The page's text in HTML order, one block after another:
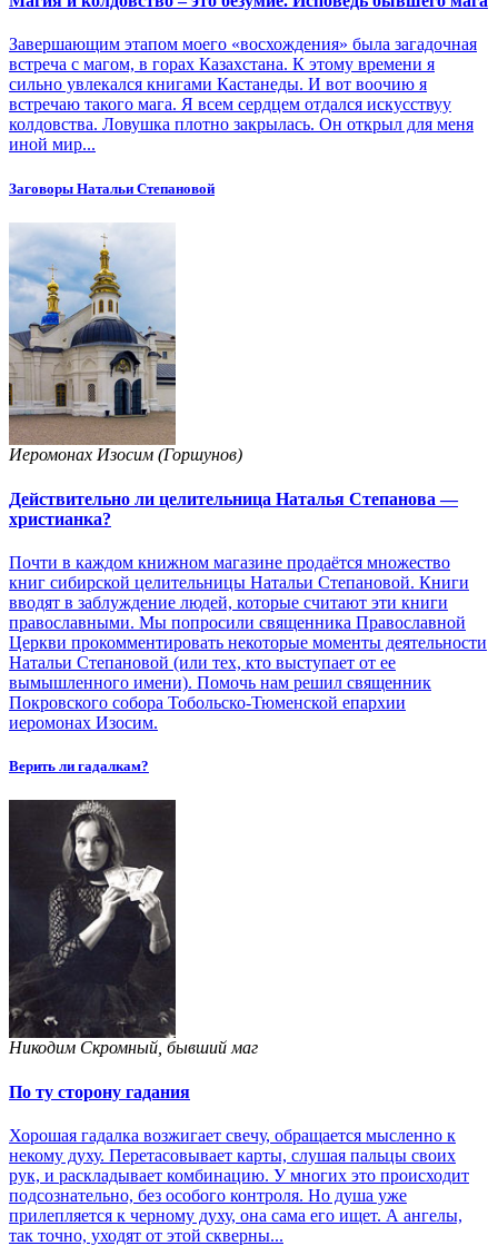
Завершающим этапом моего «восхождения» была загадочная
встреча с магом, в горах Казахстана. К этому времени я
сильно увлекался книгами Кастанеды. И вот воочию я
встречаю такого мага. Я всем сердцем отдался искусствуу
колдовства. Ловушка плотно закрылась. Он открыл для меня
иной мир...
Заговоры Натальи Степановой
Иеромонах Изосим (Горшунов)
Действительно ли целительница Наталья Степанова —
христианка?
Почти в каждом книжном магазине продаётся множество
книг сибирской целительницы Натальи Степановой. Книги
вводят в заблуждение людей, которые считают эти книги
православными. Мы попросили священника Православной
Церкви прокомментировать некоторые моменты деятельности
Натальи Степановой (или тех, кто выступает от ее
вымышленного имени). Помочь нам решил священник
Покровского собора Тобольско-Тюменской епархии
иеромонах Изосим.
Верить ли гадалкам?
Никодим Скромный, бывший маг
По ту сторону гадания
Хорошая гадалка возжигает свечу, обращается мысленно к
некому духу. Перетасовывает карты, слушая пальцы своих
рук, и раскладывает комбинацию. У многих это происходит
подсознательно, без особого контроля. Но душа уже
прилепляется к черному духу, она сама его ищет. А ангелы,
так точно, уходят от этой скверны...